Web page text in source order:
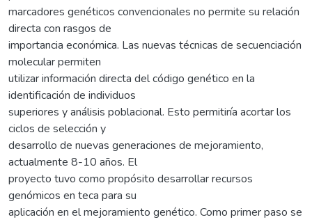
marcadores genéticos convencionales no permite su relación
directa con rasgos de
importancia económica. Las nuevas técnicas de secuenciación
molecular permiten
utilizar información directa del código genético en la
identificación de individuos
superiores y análisis poblacional. Esto permitiría acortar los
ciclos de selección y
desarrollo de nuevas generaciones de mejoramiento,
actualmente 8-10 años. El
proyecto tuvo como propósito desarrollar recursos
genómicos en teca para su
aplicación en el mejoramiento genético. Como primer paso se